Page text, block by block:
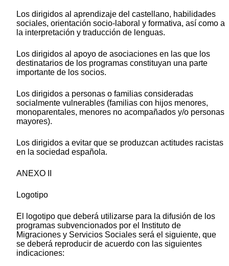
Los dirigidos al aprendizaje del castellano, habilidades
sociales, orientación socio-laboral y formativa, así como a
la interpretación y traducción de lenguas.
Los dirigidos al apoyo de asociaciones en las que los
destinatarios de los programas constituyan una parte
importante de los socios.
Los dirigidos a personas o familias consideradas
socialmente vulnerables (familias con hijos menores,
monoparentales, menores no acompañados y/o personas
mayores).
Los dirigidos a evitar que se produzcan actitudes racistas
en la sociedad española.
ANEXO II
Logotipo
El logotipo que deberá utilizarse para la difusión de los
programas subvencionados por el Instituto de
Migraciones y Servicios Sociales será el siguiente, que
se deberá reproducir de acuerdo con las siguientes
indicaciones: